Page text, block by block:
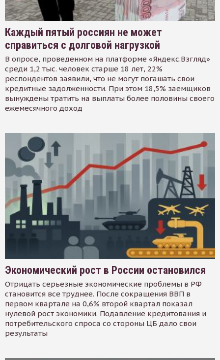
Каждый пятый россиян не может
справиться с долговой нагрузкой
В опросе, проведенном на платформе «Яндекс.Взгляд»
среди 1,2 тыс. человек старше 18 лет, 22%
респондентов заявили, что не могут погашать свои
кредитные задолженности. При этом 18,5% заемщиков
вынуждены тратить на выплаты более половины своего
ежемесячного доход
Экономический рост в России остановился
Отрицать серьезные экономические проблемы в РФ
становится все труднее. После сокращения ВВП в
первом квартале на 0,6% второй квартал показал
нулевой рост экономики. Подавление кредитования и
потребительского спроса со стороны ЦБ дало свои
результаты